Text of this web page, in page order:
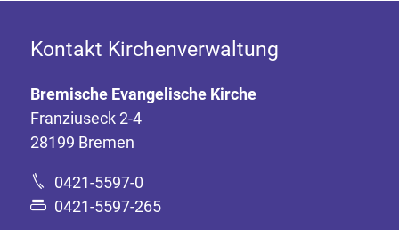
Kontakt Kirchenverwaltung
Bremische Evangelische Kirche
Franziuseck 2-4
28199 Bremen
0421-5597-0
0421-5597-265